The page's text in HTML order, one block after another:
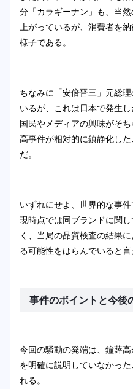
分「カラギーナン」も、当
上がっているが、消費者を
様子である。
ちなみに「安倍晋三」元総
いるが、これは日本で発生
国民やメディアの興味がそ
高事件が相対的に鎮静化し
だ。
いずれにせよ、世界的な事
現時点では同ブランドに関
く、当局の品質検査の結果
る可能性をはらんでいると言
事件のポイントと今後
今回の騒動の発端は、鐘薛
を明確に説明していなかっ
れる。